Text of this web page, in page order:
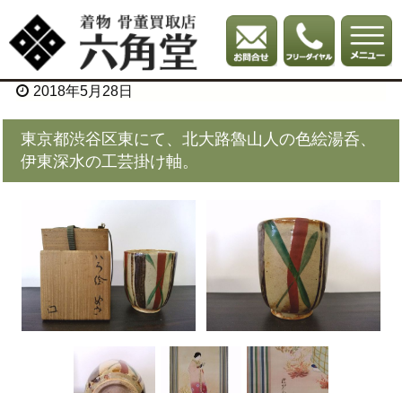
2018年5月28日
東京都渋谷区東にて、北大路魯山人の色絵湯呑、
伊東深水の工芸掛け軸。